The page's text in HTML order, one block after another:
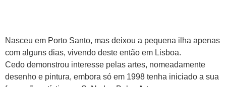
Nasceu em Porto Santo, mas deixou a pequena ilha apenas
com alguns dias, vivendo deste então em Lisboa.
Cedo demonstrou interesse pelas artes, nomeadamente
desenho e pintura, embora só em 1998 tenha iniciado a sua